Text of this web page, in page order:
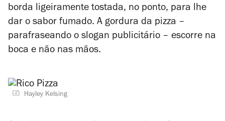
borda ligeiramente tostada, no ponto, para lhe
dar o sabor fumado. A gordura da pizza –
parafraseando o slogan publicitário – escorre na
boca e não nas mãos.
Hayley Kelsing